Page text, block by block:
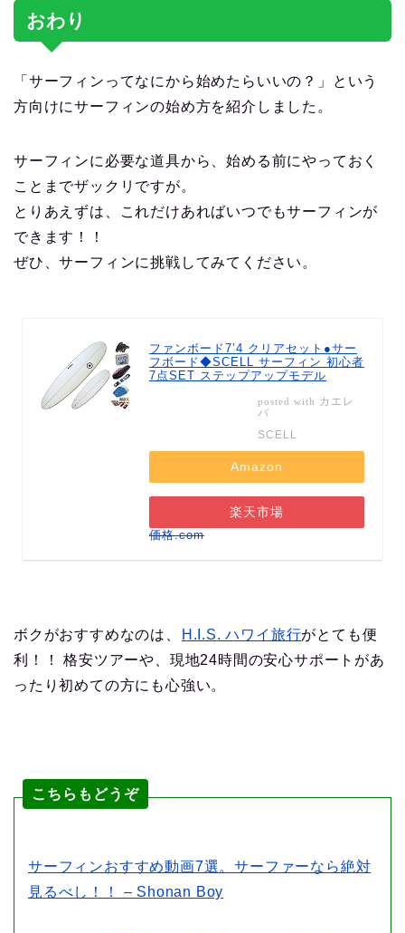
おわり
「サーフィンってなにから始めたらいいの？」という
方向けにサーフィンの始め方を紹介しました。
サーフィンに必要な道具から、始める前にやっておく
ことまでザックリですが。
とりあえずは、これだけあればいつでもサーフィンが
できます！！
ぜひ、サーフィンに挑戦してみてください。
ファンボード7’4 クリアセット●サー
フボード◆SCELL サーフィン 初心者
7点SET ステップアップモデル
posted with カエレ
バ
SCELL
Amazon
楽天市場
価格.com
ボクがおすすめなのは、 H.I.S. ハワイ旅行がとても便
利！！ 格安ツアーや、現地24時間の安心サポートがあ
ったり初めての方にも心強い。
こちらもどうぞ
サーフィンおすすめ動画7選。サーファーなら絶対
見るべし！！ – Shonan Boy